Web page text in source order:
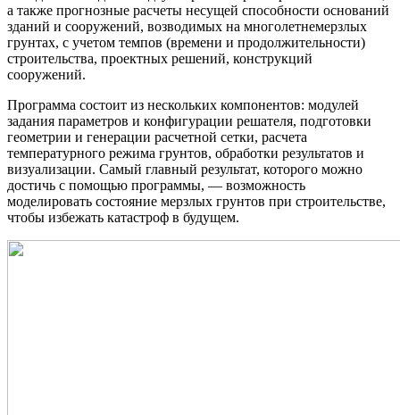
а также прогнозные расчеты несущей способности оснований
зданий и сооружений, возводимых на многолетнемерзлых
грунтах, с учетом темпов (времени и продолжительности)
строительства, проектных решений, конструкций
сооружений.
Программа состоит из нескольких компонентов: модулей
задания параметров и конфигурации решателя, подготовки
геометрии и генерации расчетной сетки, расчета
температурного режима грунтов, обработки результатов и
визуализации. Самый главный результат, которого можно
достичь с помощью программы, — возможность
моделировать состояние мерзлых грунтов при строительстве,
чтобы избежать катастроф в будущем.